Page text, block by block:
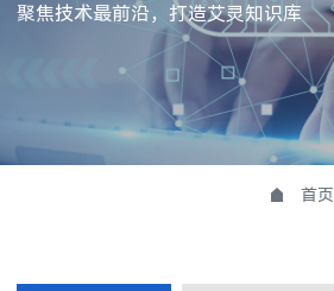
聚焦技术最前沿，打造艾灵知识库
首页